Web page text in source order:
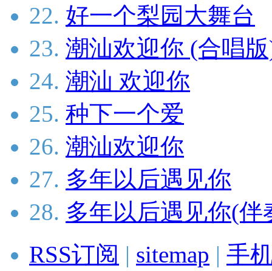
22. 好一个梨园大舞台
23. 潮汕欢迎你 (合唱
24. 潮汕 欢迎你
25. 种下一个爱
26. 潮汕欢迎你
27. 多年以后遇见你
28. 多年以后遇见你(伴
RSS订阅 | sitemap | 手